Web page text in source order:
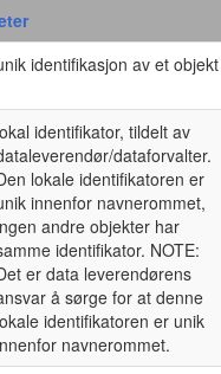
identifikasjon av et objekt
identifikator, tildelt av
dataforvalter.
lokale identifikatoren er
innenfor navnerommet,
andre objekter har
identifikator. NOTE:
er data leverendørens
å sørge for at denne
identifikatoren er unik
navnerommet.